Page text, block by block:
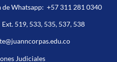
Whatsapp: +57 311 281 0340
519, 533, 535, 537, 538
Judiciales